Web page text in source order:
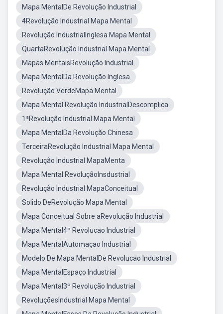
Mapa MentalDe Revolução Industrial
4Revolução Industrial Mapa Mental
Revolução IndustrialInglesa Mapa Mental
QuartaRevolução Industrial Mapa Mental
Mapas MentaisRevolução Industrial
Mapa MentalDa Revolução Inglesa
Revolução VerdeMapa Mental
Mapa Mental Revolução IndustrialDescomplica
1ªRevolução Industrial Mapa Mental
Mapa MentalDa Revolução Chinesa
TerceiraRevolução Industrial Mapa Mental
Revolução Industrial MapaMenta
Mapa Mental RevoluçãoInsdustrial
Revolução Industrial MapaConceitual
Solido DeRevolução Mapa Mental
Mapa Conceitual Sobre aRevolução Industrial
Mapa Mental4º Revolucao Industrial
Mapa MentalAutomaçao Industrial
Modelo De Mapa MentalDe Revolucao Industrial
Mapa MentalEspaço Industrial
Mapa Mental3º Revolução Industrial
RevoluçõesIndustrial Mapa Mental